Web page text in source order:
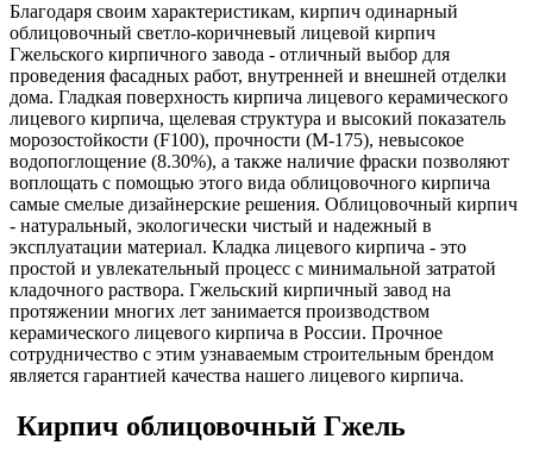
Благодаря своим характеристикам, кирпич одинарный
облицовочный светло-коричневый лицевой кирпич
Гжельского кирпичного завода - отличный выбор для
проведения фасадных работ, внутренней и внешней отделки
дома. Гладкая поверхность кирпича лицевого керамического
лицевого кирпича, щелевая структура и высокий показатель
морозостойкости (F100), прочности (М-175), невысокое
водопоглощение (8.30%), а также наличие фраски позволяют
воплощать c помощью этого вида облицовочного кирпича
самые смелые дизайнерские решения. Облицовочный кирпич
- натуральный, экологически чистый и надежный в
эксплуатации материал. Кладка лицевого кирпича - это
простой и увлекательный процесс с минимальной затратой
кладочного раствора. Гжельский кирпичный завод на
протяжении многих лет занимается производством
керамического лицевого кирпича в России. Прочное
сотрудничество с этим узнаваемым строительным брендом
является гарантией качества нашего лицевого кирпича.
Кирпич облицовочный Гжель